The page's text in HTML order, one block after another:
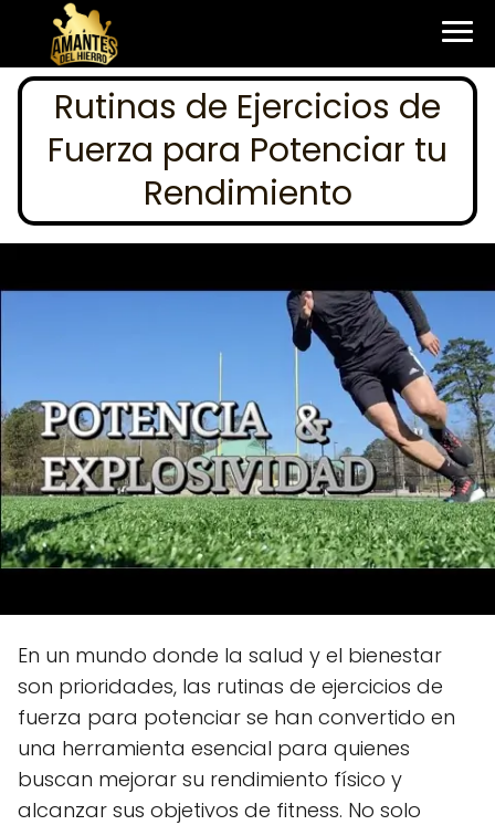
Rutinas de Ejercicios de
Fuerza para Potenciar tu
Rendimiento
En un mundo donde la salud y el bienestar
son prioridades, las rutinas de ejercicios de
fuerza para potenciar se han convertido en
una herramienta esencial para quienes
buscan mejorar su rendimiento físico y
alcanzar sus objetivos de fitness. No solo